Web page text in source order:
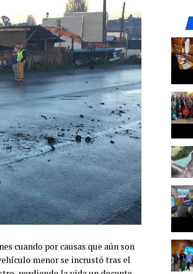
cuando por causas que aún son
menor se incrustó tras el